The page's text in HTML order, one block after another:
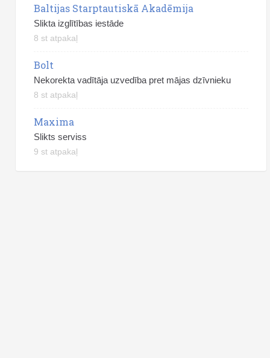
Baltijas Starptautiskā Akadēmija
Slikta izglītības iestāde
8 st atpakaļ
Bolt
Nekorekta vadītāja uzvedība pret mājas dzīvnieku
8 st atpakaļ
Maxima
Slikts serviss
9 st atpakaļ